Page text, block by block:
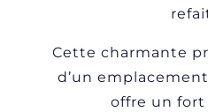
Cette charmante
d’un
offre un